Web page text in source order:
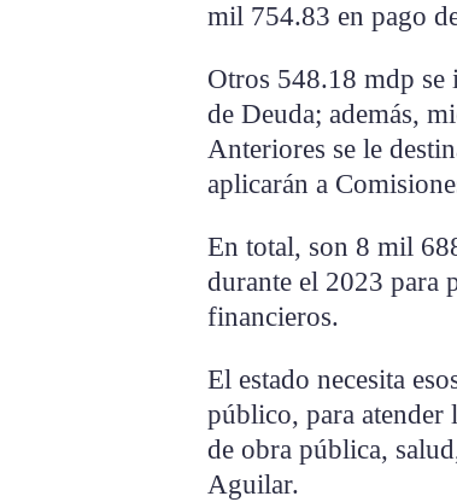
mil 754.83 en pago
Otros 548.18 mdp se
de Deuda; además,
Anteriores se le
aplicarán a
En total, son 8 mil
durante el 2023 para
financieros.
El estado necesita
público, para atender
de obra pública,
Aguilar.